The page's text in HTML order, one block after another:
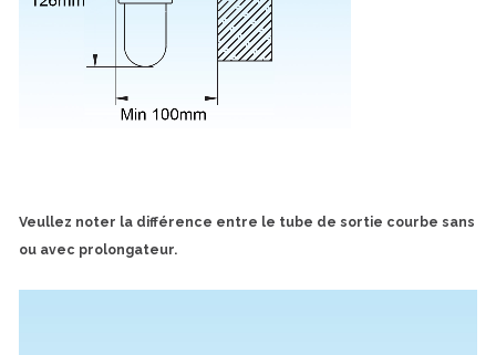
Veullez noter la différence entre le tube de sortie courbe sans
ou avec prolongateur.